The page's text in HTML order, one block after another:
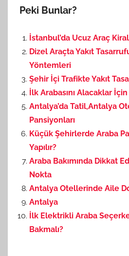
Peki Bunlar?
İstanbul’da Ucuz Araç
Dizel Araçta Yakıt
Yöntemleri
Şehir İçi Trafikte Yakıt
İlk Arabasını Alacaklar
Antalya’da Tatil,Antalya
Pansiyonları
Küçük Şehirlerde Araba
Yapılır?
Araba Bakımında Dikkat
Nokta
Antalya Otellerinde Aile
Antalya
İlk Elektrikli Araba
Bakmalı?